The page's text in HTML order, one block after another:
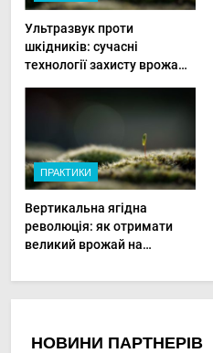
Ультразвук проти
шкідників: сучасні
технології захисту врожаю
ПРАКТИКИ
Вертикальна ягідна
революція: як отримати
великий врожай на